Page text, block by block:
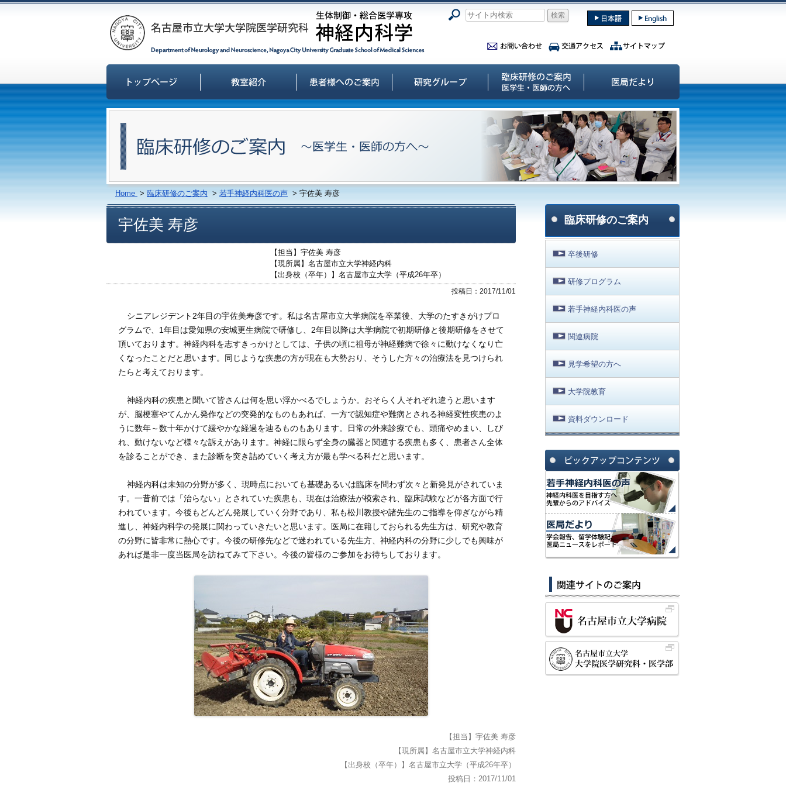
Home > 臨床研修のご案内 > 若手神経内科医の声 > 宇佐美 寿彦
宇佐美 寿彦
【担当】宇佐美 寿彦
【現所属】名古屋市立大学神経内科
【出身校（卒年）】名古屋市立大学（平成26年卒）
投稿日：2017/11/01
シニアレジデント2年目の宇佐美寿彦です。私は名古屋市立大学病院を卒業後、大学のたすきがけプロ
グラムで、1年目は愛知県の安城更生病院で研修し、2年目以降は大学病院で初期研修と後期研修をさせて
頂いております。神経内科を志すきっかけとしては、子供の頃に祖母が神経難病で徐々に動けなくなり亡
くなったことだと思います。同じような疾患の方が現在も大勢おり、そうした方々の治療法を見つけられ
たらと考えております。
神経内科の疾患と聞いて皆さんは何を思い浮かべるでしょうか。おそらく人それぞれ違うと思います
が、脳梗塞やてんかん発作などの突発的なものもあれば、一方で認知症や難病とされる神経変性疾患のよ
うに数年～数十年かけて緩やかな経過を辿るものもあります。日常の外来診療でも、頭痛やめまい、しび
れ、動けないなど様々な訴えがあります。神経に限らず全身の臓器と関連する疾患も多く、患者さん全体
を診ることができ、また診断を突き詰めていく考え方が最も学べる科だと思います。
神経内科は未知の分野が多く、現時点においても基礎あるいは臨床を問わず次々と新発見がされていま
す。一昔前では「治らない」とされていた疾患も、現在は治療法が模索され、臨床試験などが各方面で行
われています。今後もどんどん発展していく分野であり、私も松川教授や諸先生のご指導を仰ぎながら精
進し、神経内科学の発展に関わっていきたいと思います。医局に在籍しておられる先生方は、研究や教育
の分野に皆非常に熱心です。今後の研修先などで迷われている先生方、神経内科の分野に少しでも興味が
あれば是非一度当医局を訪ねてみて下さい。今後の皆様のご参加をお待ちしております。
【担当】宇佐美 寿彦
【現所属】名古屋市立大学神経内科
【出身校（卒年）】名古屋市立大学（平成26年卒）
投稿日：2017/11/01
臨床研修のご案内
卒後研修
研修プログラム
若手神経内科医の声
関連病院
見学希望の方へ
大学院教育
資料ダウンロード